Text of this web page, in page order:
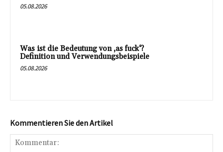
05.08.2026
Was ist die Bedeutung von ‚as fuck‘?
Definition und Verwendungsbeispiele
05.08.2026
Kommentieren Sie den Artikel